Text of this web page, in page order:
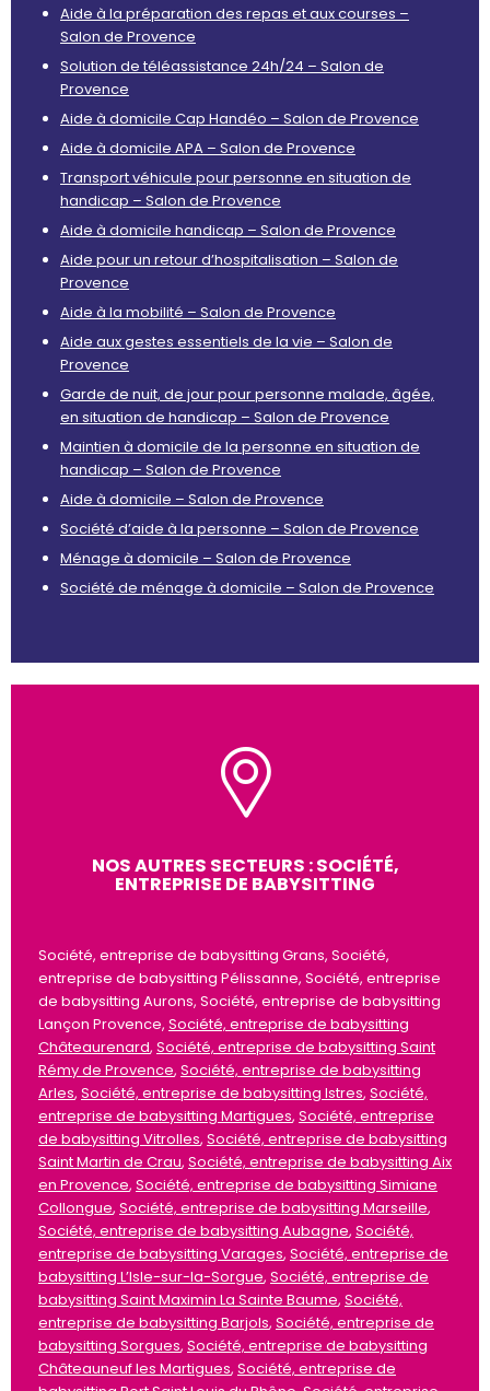
Aide à la préparation des repas et aux courses –
Salon de Provence
Solution de téléassistance 24h/24 – Salon de
Provence
Aide à domicile Cap Handéo – Salon de Provence
Aide à domicile APA – Salon de Provence
Transport véhicule pour personne en situation de
handicap – Salon de Provence
Aide à domicile handicap – Salon de Provence
Aide pour un retour d’hospitalisation – Salon de
Provence
Aide à la mobilité – Salon de Provence
Aide aux gestes essentiels de la vie – Salon de
Provence
Garde de nuit, de jour pour personne malade, âgée,
en situation de handicap – Salon de Provence
Maintien à domicile de la personne en situation de
handicap – Salon de Provence
Aide à domicile – Salon de Provence
Société d’aide à la personne – Salon de Provence
Ménage à domicile – Salon de Provence
Société de ménage à domicile – Salon de Provence
NOS AUTRES SECTEURS : SOCIÉTÉ,
ENTREPRISE DE BABYSITTING
Société, entreprise de babysitting Grans, Société,
entreprise de babysitting Pélissanne, Société, entreprise
de babysitting Aurons, Société, entreprise de babysitting
Lançon Provence, Société, entreprise de babysitting
Châteaurenard, Société, entreprise de babysitting Saint
Rémy de Provence, Société, entreprise de babysitting
Arles, Société, entreprise de babysitting Istres, Société,
entreprise de babysitting Martigues, Société, entreprise
de babysitting Vitrolles, Société, entreprise de babysitting
Saint Martin de Crau, Société, entreprise de babysitting Aix
en Provence, Société, entreprise de babysitting Simiane
Collongue, Société, entreprise de babysitting Marseille,
Société, entreprise de babysitting Aubagne, Société,
entreprise de babysitting Varages, Société, entreprise de
babysitting L’Isle-sur-la-Sorgue, Société, entreprise de
babysitting Saint Maximin La Sainte Baume, Société,
entreprise de babysitting Barjols, Société, entreprise de
babysitting Sorgues, Société, entreprise de babysitting
Châteauneuf les Martigues, Société, entreprise de